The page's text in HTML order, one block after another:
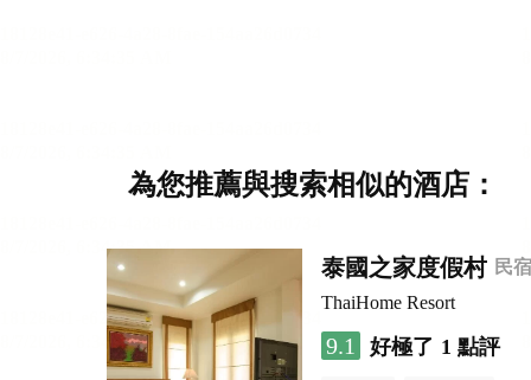
為您推薦與搜索相似的酒店：
泰國之家度假村 民宿
ThaiHome Resort
9.1 好極了 1 點評